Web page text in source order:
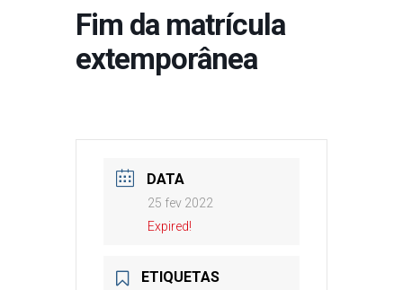
Fim da matrícula
extemporânea
DATA
25 fev 2022
Expired!
ETIQUETAS